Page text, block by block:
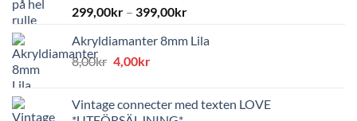
299,00kr – 399,00kr
Akryldiamanter 8mm Lila
8,00kr Det
var:
4,00krDet
är:
Vintage connecter med texten LOVE